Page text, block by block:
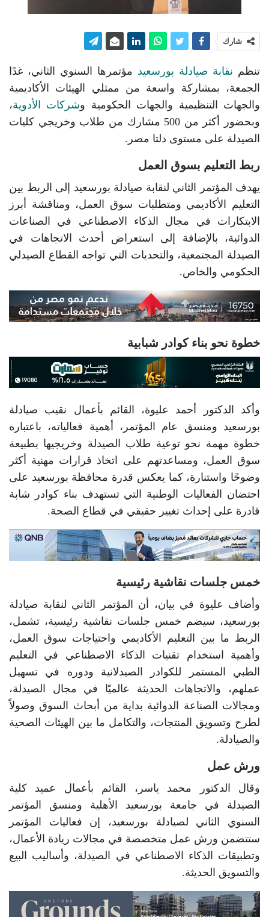
شارك
تنظم نقابة صيادلة بورسعيد مؤتمرها السنوي الثاني، غدًا
الجمعة، بمشاركة واسعة من ممثلي الهيئات الأكاديمية
والجهات التنظيمية والجهات الحكومية وشركات الأدوية،
وبحضور أكثر من 500 مشارك من طلاب وخريجي كليات
الصيدلة على مستوى دلتا مصر.
ربط التعليم بسوق العمل
يهدف المؤتمر الثاني لنقابة صيادلة بورسعيد إلى الربط بين
التعليم الأكاديمي ومتطلبات سوق العمل، ومناقشة أبرز
الابتكارات في مجال الذكاء الاصطناعي في الصناعات
الدوائية، بالإضافة إلى استعراض أحدث الاتجاهات في
الصيدلة المجتمعية، والتحديات التي تواجه القطاع الصيدلي
الحكومي والخاص.
خطوة نحو بناء كوادر شبابية
وأكد الدكتور أحمد عليوة، القائم بأعمال نقيب صيادلة
بورسعيد ومنسق عام المؤتمر، أهمية فعالياته، باعتباره
خطوة مهمة نحو توعية طلاب الصيدلة وخريجيها بطبيعة
سوق العمل، ومساعدتهم على اتخاذ قرارات مهنية أكثر
وضوحًا واستنارة، كما يعكس قدرة محافظة بورسعيد على
احتضان الفعاليات الوطنية التي تستهدف بناء كوادر شابة
قادرة على إحداث تغيير حقيقي في قطاع الصحة.
خمس جلسات نقاشية رئيسية
وأضاف عليوة في بيان، أن المؤتمر الثاني لنقابة صيادلة
بورسعيد، سيضم خمس جلسات نقاشية رئيسية، تشمل،
الربط ما بين التعليم الأكاديمي واحتياجات سوق العمل،
وأهمية استخدام تقنيات الذكاء الاصطناعي في التعليم
الطبي المستمر للكوادر الصيدلانية ودوره في تسهيل
عملهم، والاتجاهات الحديثة عالميًا في مجال الصيدلة،
ومجالات الصناعة الدوائية بداية من أبحاث السوق وصولاً
لطرح وتسويق المنتجات، والتكامل ما بين الهيئات الصحية
والصيادلة.
ورش عمل
وقال الدكتور محمد ياسر، القائم بأعمال عميد كلية
الصيدلة في جامعة بورسعيد الأهلية ومنسق المؤتمر
السنوي الثاني لصيادلة بورسعيد، إن فعاليات المؤتمر
ستتضمن ورش عمل متخصصة في مجالات ريادة الأعمال،
وتطبيقات الذكاء الاصطناعي في الصيدلة، وأساليب البيع
والتسويق الحديثة.